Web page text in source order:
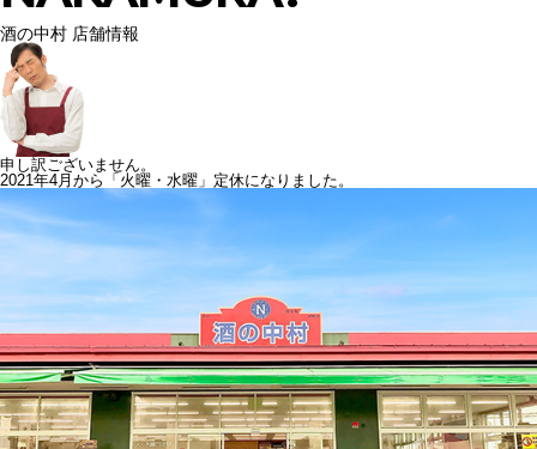
酒の中村 店舗情報
申し訳ございません。
2021年4月から「火曜・水曜」定休になりました。